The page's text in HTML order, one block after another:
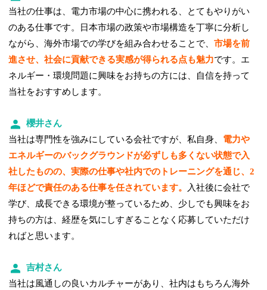
当社の仕事は、電力市場の中心に携われる、とてもやりがい
のある仕事です。日本市場の政策や市場構造を丁寧に分析し
ながら、海外市場での学びを組み合わせることで、市場を前
進させ、社会に貢献できる実感が得られる点も魅力です。エ
ネルギー・環境問題に興味をお持ちの方には、自信を持って
当社をおすすめします。
櫻井さん
当社は専門性を強みにしている会社ですが、私自身、 電力や
エネルギーのバックグラウンドが必ずしも多くない状態で入
社したものの、実際の仕事や社内でのトレーニングを通じ、2
年ほどで責任のある仕事を任されています。
入社後に会社で
学び、成長できる環境が整っているため、少しでも興味をお
持ちの方は、経歴を気にしすぎることなく応募していただけ
ればと思います。
吉村さん
当社は風通しの良いカルチャーがあり、社内はもちろん海外